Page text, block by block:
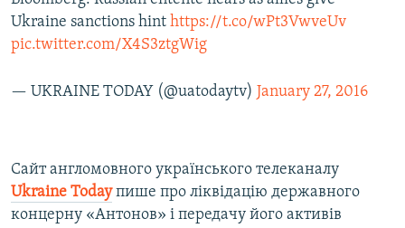
Ukraine sanctions hint https://t.co/wPt3VwveUv
pic.twitter.com/X4S3ztgWig
— UKRAINE TODAY (@uatodaytv) January 27, 2016
Сайт англомовного українського телеканалу
Ukraine Todayпише про ліквідацію державного
концерну «Антонов» і передачу його активів